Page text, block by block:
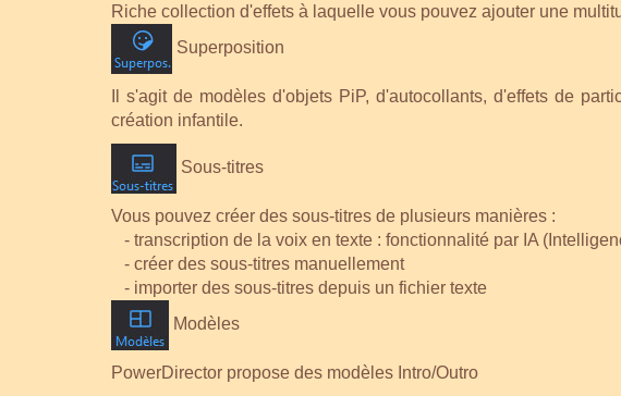
Riche collection d'effets à laquelle vous pouvez ajouter une
Superposition
Il s'agit de modèles d'objets PiP, d'autocollants, d'effets de
création infantile.
Sous-titres
Vous pouvez créer des sous-titres de plusieurs manières :
- transcription de la voix en texte : fonctionnalité par IA
- créer des sous-titres manuellement
- importer des sous-titres depuis un fichier texte
Modèles
PowerDirector propose des modèles Intro/Outro